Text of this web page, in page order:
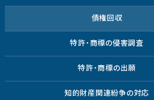
債権回収
特許・商標の侵害調査
特許・商標の出願
知的財産関連紛争の対応